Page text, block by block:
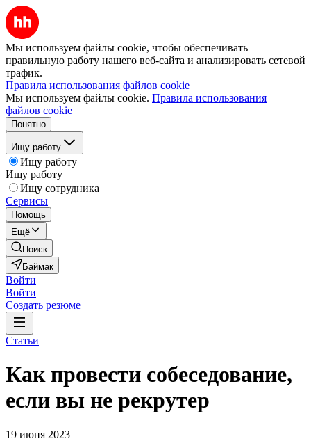
Мы используем файлы cookie, чтобы обеспечивать
правильную работу нашего веб-сайта и анализировать сетевой
трафик.
Правила использования файлов cookie
Мы используем файлы cookie. Правила использования
файлов cookie
Понятно
Ищу работу
Ищу работу
Ищу работу
Ищу сотрудника
Сервисы
Помощь
Ещё
Поиск
Баймак
Войти
Войти
Создать резюме
Статьи
Как провести собеседование,
если вы не рекрутер
19 июня 2023